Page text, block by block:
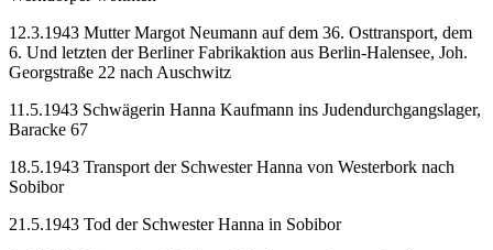
12.3.1943 Mutter Margot Neumann auf dem 36. Osttransport, dem
6. Und letzten der Berliner Fabrikaktion aus Berlin-Halensee, Joh.
Georgstraße 22 nach Auschwitz
11.5.1943 Schwägerin Hanna Kaufmann ins Judendurchgangslager,
Baracke 67
18.5.1943 Transport der Schwester Hanna von Westerbork nach
Sobibor
21.5.1943 Tod der Schwester Hanna in Sobibor